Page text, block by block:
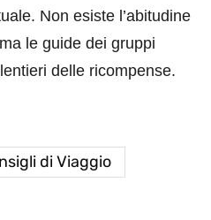
Non esiste l’abitudine
le guide dei gruppi
delle ricompense.
di Viaggio